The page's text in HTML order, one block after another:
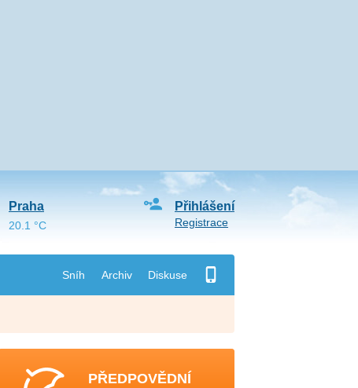
Sníh Archiv Diskuse
Přihlášení
Registrace
Praha
20.1 °C
PŘEDPOVĚDNÍ